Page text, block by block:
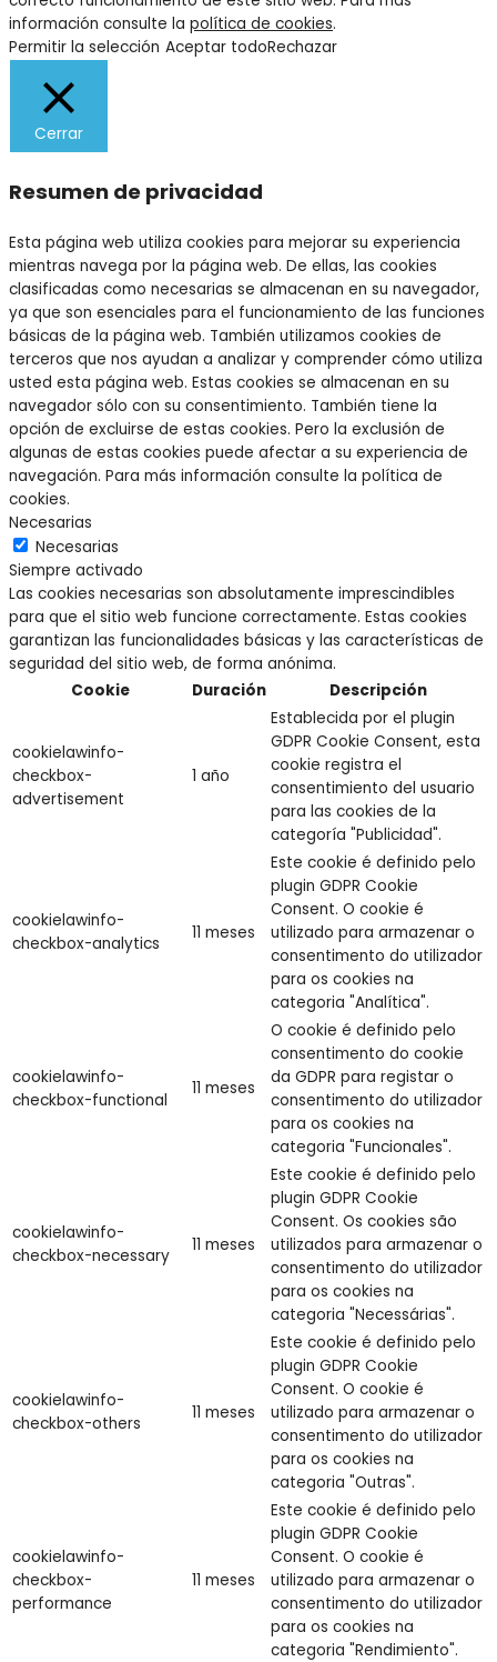
información consulte la política de cookies.
Permitir la selección Aceptar todoRechazar
Cerrar
Resumen de privacidad
Esta página web utiliza cookies para mejorar su experiencia
mientras navega por la página web. De ellas, las cookies
clasificadas como necesarias se almacenan en su navegador,
ya que son esenciales para el funcionamiento de las funciones
básicas de la página web. También utilizamos cookies de
terceros que nos ayudan a analizar y comprender cómo utiliza
usted esta página web. Estas cookies se almacenan en su
navegador sólo con su consentimiento. También tiene la
opción de excluirse de estas cookies. Pero la exclusión de
algunas de estas cookies puede afectar a su experiencia de
navegación. Para más información consulte la política de
cookies.
Necesarias
Necesarias
Siempre activado
Las cookies necesarias son absolutamente imprescindibles
para que el sitio web funcione correctamente. Estas cookies
garantizan las funcionalidades básicas y las características de
seguridad del sitio web, de forma anónima.
Cookie
Duración Descripción
cookielawinfo-
checkbox-
advertisement
1 año
Establecida por el plugin
GDPR Cookie Consent, esta
cookie registra el
consentimiento del usuario
para las cookies de la
categoría "Publicidad".
cookielawinfo-
checkbox-analytics
11 meses
Este cookie é definido pelo
plugin GDPR Cookie
Consent. O cookie é
utilizado para armazenar o
consentimento do utilizador
para os cookies na
categoria "Analítica".
cookielawinfo-
checkbox-functional
11 meses
O cookie é definido pelo
consentimento do cookie
da GDPR para registar o
consentimento do utilizador
para os cookies na
categoria "Funcionales".
cookielawinfo-
checkbox-necessary
11 meses
Este cookie é definido pelo
plugin GDPR Cookie
Consent. Os cookies são
utilizados para armazenar o
consentimento do utilizador
para os cookies na
categoria "Necessárias".
cookielawinfo-
checkbox-others
11 meses
Este cookie é definido pelo
plugin GDPR Cookie
Consent. O cookie é
utilizado para armazenar o
consentimento do utilizador
para os cookies na
categoria "Outras".
cookielawinfo-
checkbox-
performance
11 meses
Este cookie é definido pelo
plugin GDPR Cookie
Consent. O cookie é
utilizado para armazenar o
consentimento do utilizador
para os cookies na
categoria "Rendimiento".